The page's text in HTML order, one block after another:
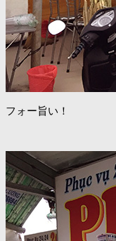
フォー旨い！